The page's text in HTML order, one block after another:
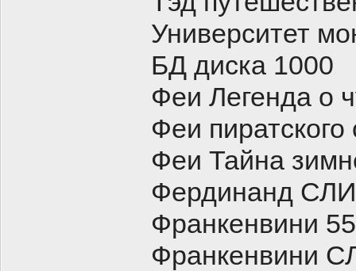
Университет
БД диска 1000
Феи Легенда о
Феи
Феи Тайна
Фердинанд
Франкенвини
Франкенвини